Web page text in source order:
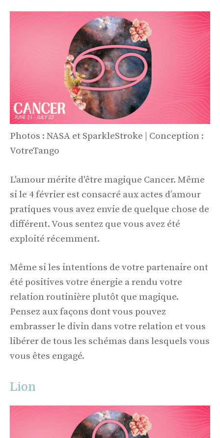
Photos : NASA et SparkleStroke | Conception :
VotreTango
L'amour mérite d'être magique Cancer. Même
si le 4 février est consacré aux actes d’amour
pratiques vous avez envie de quelque chose de
différent. Vous sentez que vous avez été
exploité récemment.
Même si les intentions de votre partenaire ont
été positives votre énergie a rendu votre
relation routinière plutôt que magique.
Pensez aux façons dont vous pouvez
embrasser le divin dans votre relation et vous
libérer de tous les schémas dans lesquels vous
vous êtes engagé.
Lion